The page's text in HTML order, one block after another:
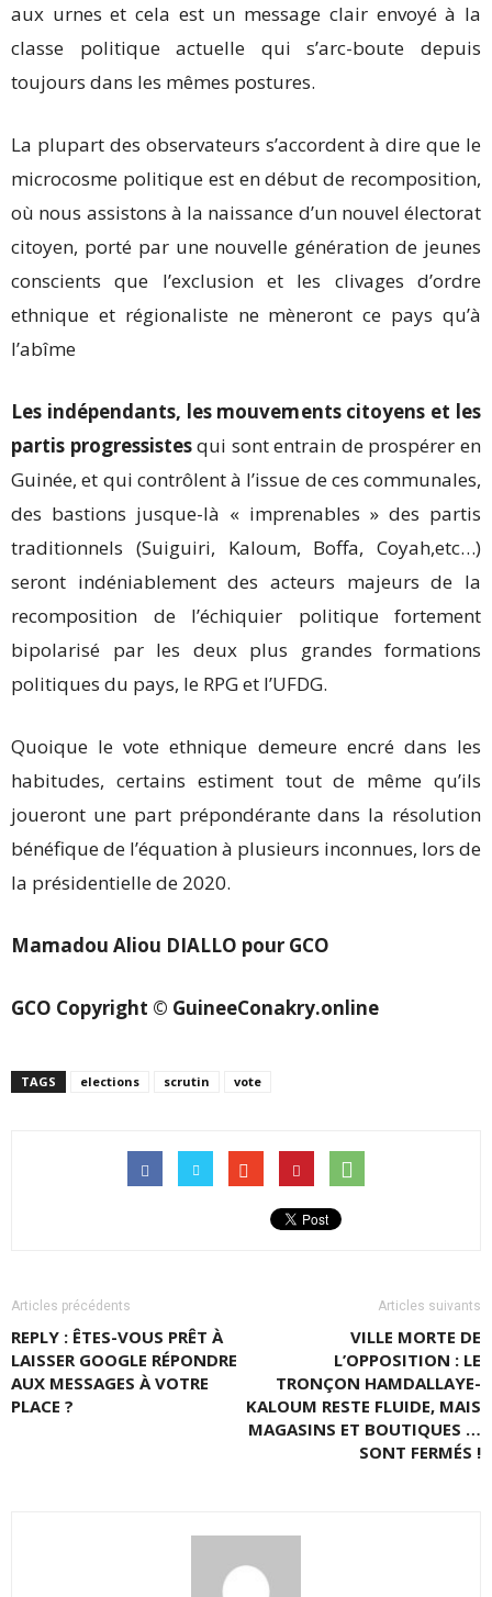
aux urnes et cela est un message clair envoyé à la
classe politique actuelle qui s’arc-boute depuis
toujours dans les mêmes postures.
La plupart des observateurs s’accordent à dire que le
microcosme politique est en début de recomposition,
où nous assistons à la naissance d’un nouvel électorat
citoyen, porté par une nouvelle génération de jeunes
conscients que l’exclusion et les clivages d’ordre
ethnique et régionaliste ne mèneront ce pays qu’à
l’abîme
Les indépendants, les mouvements citoyens et les
partis progressistesqui sont entrain de prospérer en
Guinée, et qui contrôlent à l’issue de ces communales,
des bastions jusque-là « imprenables » des partis
traditionnels (Suiguiri, Kaloum, Boffa, Coyah,etc…)
seront indéniablement des acteurs majeurs de la
recomposition de l’échiquier politique fortement
bipolarisé par les deux plus grandes formations
politiques du pays, le RPG et l’UFDG.
Quoique le vote ethnique demeure encré dans les
habitudes, certains estiment tout de même qu’ils
joueront une part prépondérante dans la résolution
bénéfique de l’équation à plusieurs inconnues, lors de
la présidentielle de 2020.
Mamadou Aliou DIALLO pour GCO
GCO Copyright © GuineeConakry.online
TAGS elections scrutin vote
Articles précédents
REPLY : ÊTES-VOUS PRÊT À
LAISSER GOOGLE RÉPONDRE
AUX MESSAGES À VOTRE
PLACE ?
Articles suivants
VILLE MORTE DE
L’OPPOSITION : LE
TRONÇON HAMDALLAYE-
KALOUM RESTE FLUIDE, MAIS
MAGASINS ET BOUTIQUES …
SONT FERMÉS !